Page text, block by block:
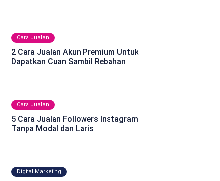
Cara Jualan
2 Cara Jualan Akun Premium Untuk
Dapatkan Cuan Sambil Rebahan
Cara Jualan
5 Cara Jualan Followers Instagram
Tanpa Modal dan Laris
Digital Marketing